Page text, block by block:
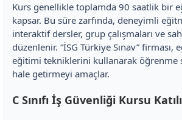
Kurs genellikle toplamda 90 saatlik bir
kapsar. Bu süre zarfında, deneyimli
interaktif dersler, grup çalışmaları ve
düzenlenir. “İSG Türkiye Sınav”
eğitimi tekniklerini kullanarak öğrenme
hale getirmeyi amaçlar.
C Sınıfı İş Güvenliği Kursu